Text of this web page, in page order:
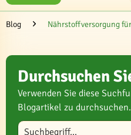
Blog Nährstoffversorgung
Durchsuchen
Verwenden Sie diese
Blogartikel zu durchsuchen.
Blog durchsuchen